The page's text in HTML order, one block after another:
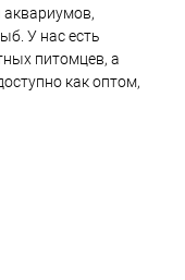
аквариумов,
У нас есть
питомцев, а
как оптом,